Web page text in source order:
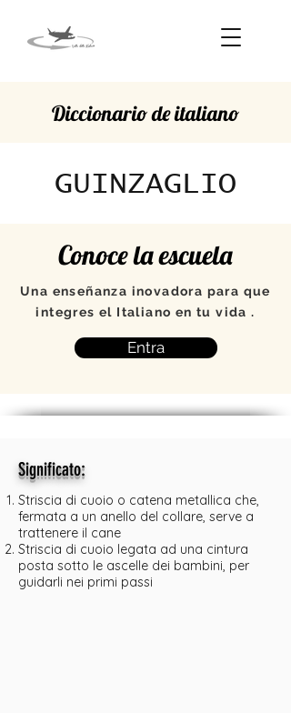
Diccionario de italiano
GUINZAGLIO
Conoce la escuela
Una enseñanza inovadora para que
integres el Italiano en tu vida .
Entra
Significato:
Striscia di cuoio o catena metallica che,
fermata a un anello del collare, serve a
trattenere il cane
Striscia di cuoio legata ad una cintura
posta sotto le ascelle dei bambini, per
guidarli nei primi passi